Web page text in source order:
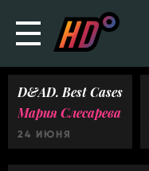
D&AD. Best Cases
Мария Слесарева
24 ИЮНЯ